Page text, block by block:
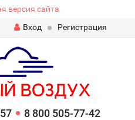
версия сайта
Вход Регистрация
8 800 505-77-42